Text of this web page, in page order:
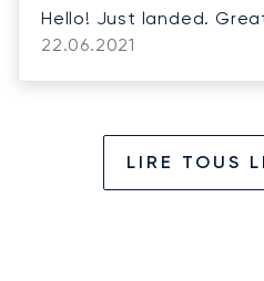
Hello! Just landed.
22.06.2021
LIRE TOUS